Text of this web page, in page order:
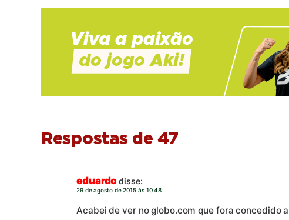
Respostas de 47
eduardo disse:
29 de agosto de 2015 às 10:48
Acabei de ver no globo.com que fora concedido